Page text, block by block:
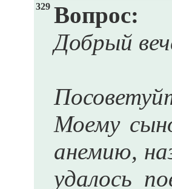
329 Вопрос:
Добрый
Моему
анемию,
удалось